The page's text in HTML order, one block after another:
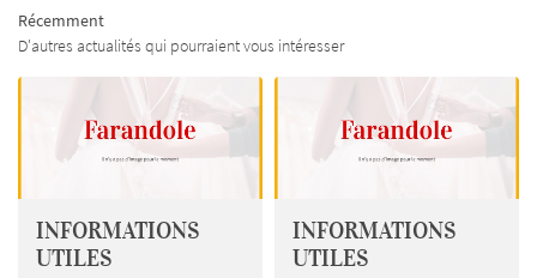
Actualités
REJOIGNEZ-
Récemment
D'autres actualités qui pourraient vous intéresser
INFORMATIONS
UTILES
INFORMATIONS
UTILES